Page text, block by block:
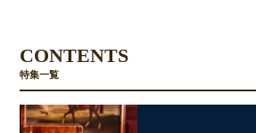
CONTENTS
特集一覧